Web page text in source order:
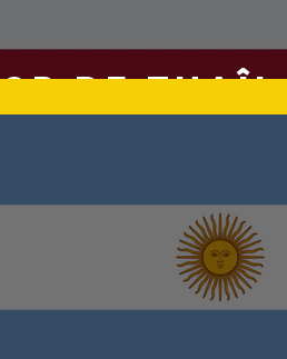
GP de